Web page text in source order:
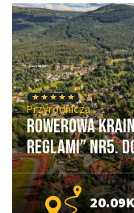
Przyrodnicza
Rowerowa
Reglami” nr5.